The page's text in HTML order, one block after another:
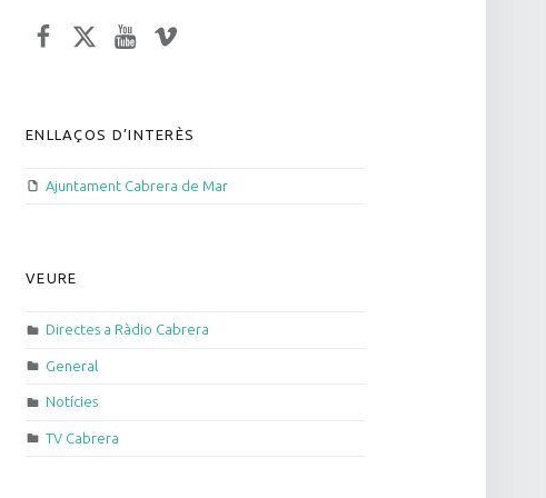
Facebook
TwitterYouTube
Vimeo
ENLLAÇOS D’INTERÈS
Ajuntament Cabrera de Mar
VEURE
Directes a Ràdio Cabrera
General
Notícies
TV Cabrera